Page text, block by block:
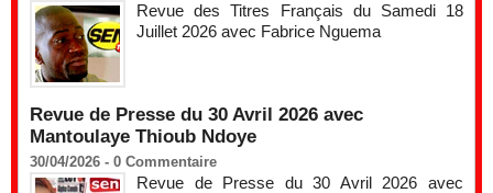
Revue des Titres Français du Samedi 18
Juillet 2026 avec Fabrice Nguema
Revue de Presse du 30 Avril 2026 avec
Mantoulaye Thioub Ndoye
30/04/2026 - 0 Commentaire
Revue de Presse du 30 Avril 2026 avec